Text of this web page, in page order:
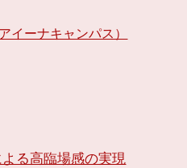
ーナキャンパス）
る高臨場感の実現